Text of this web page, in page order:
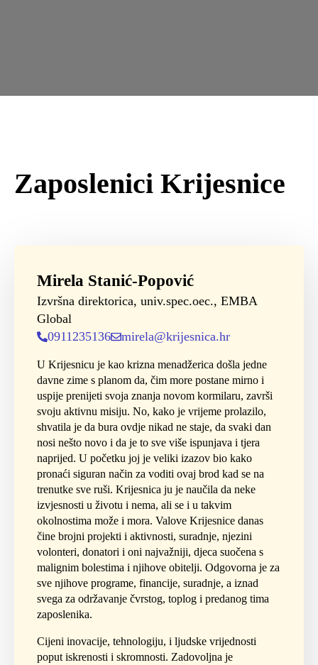
Zaposlenici Krijesnice
Mirela Stanić-Popović
Izvršna direktorica, univ.spec.oec., EMBA
Global
0911235136
mirela@krijesnica.hr
U Krijesnicu je kao krizna menadžerica došla jedne
davne zime s planom da, čim more postane mirno i
uspije prenijeti svoja znanja novom kormilaru, završi
svoju aktivnu misiju. No, kako je vrijeme prolazilo,
shvatila je da bura ovdje nikad ne staje, da svaki dan
nosi nešto novo i da je to sve više ispunjava i tjera
naprijed. U početku joj je veliki izazov bio kako
pronaći siguran način za voditi ovaj brod kad se na
trenutke sve ruši. Krijesnica ju je naučila da neke
izvjesnosti u životu i nema, ali se i u takvim
okolnostima može i mora. Valove Krijesnice danas
čine brojni projekti i aktivnosti, suradnje, njezini
volonteri, donatori i oni najvažniji, djeca suočena s
malignim bolestima i njihove obitelji. Odgovorna je za
sve njihove programe, financije, suradnje, a iznad
svega za održavanje čvrstog, toplog i predanog tima
zaposlenika.
Cijeni inovacije, tehnologiju, i ljudske vrijednosti
poput iskrenosti i skromnosti. Zadovoljna je